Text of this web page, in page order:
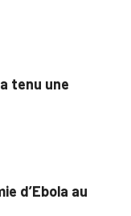
tenu une
d’Ebola au